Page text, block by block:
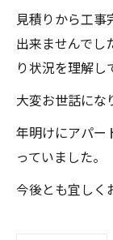
見積りから工事
出来ませんでし
り状況を理解し
大変お世話にな
年明けにアパー
っていました。
今後とも宜しく